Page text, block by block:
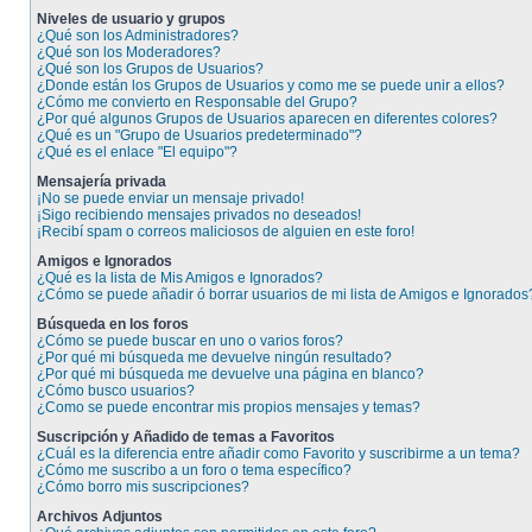
Niveles de usuario y grupos
¿Qué son los Administradores?
¿Qué son los Moderadores?
¿Qué son los Grupos de Usuarios?
¿Donde están los Grupos de Usuarios y como me se puede unir a ellos?
¿Cómo me convierto en Responsable del Grupo?
¿Por qué algunos Grupos de Usuarios aparecen en diferentes colores?
¿Qué es un "Grupo de Usuarios predeterminado"?
¿Qué es el enlace "El equipo"?
Mensajería privada
¡No se puede enviar un mensaje privado!
¡Sigo recibiendo mensajes privados no deseados!
¡Recibí spam o correos maliciosos de alguien en este foro!
Amigos e Ignorados
¿Qué es la lista de Mis Amigos e Ignorados?
¿Cómo se puede añadir ó borrar usuarios de mi lista de Amigos e
Búsqueda en los foros
¿Cómo se puede buscar en uno o varios foros?
¿Por qué mi búsqueda me devuelve ningún resultado?
¿Por qué mi búsqueda me devuelve una página en blanco?
¿Cómo busco usuarios?
¿Como se puede encontrar mis propios mensajes y temas?
Suscripción y Añadido de temas a Favoritos
¿Cuál es la diferencia entre añadir como Favorito y suscribirme a un tema?
¿Cómo me suscribo a un foro o tema específico?
¿Cómo borro mis suscripciones?
Archivos Adjuntos